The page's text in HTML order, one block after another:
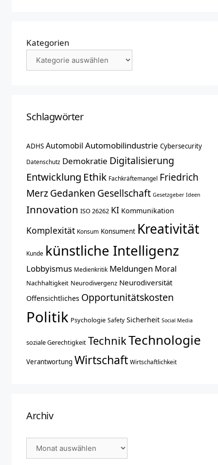
Kategorien
Schlagwörter
ADHS Automobil Automobilindustrie Cybersecurity
Datenschutz Demokratie Digitalisierung
Entwicklung Ethik Fachkräftemangel Friedrich
MerzGedanken Gesellschaft Gesetzgeber Ideen
Innovation ISO 26262 KI Kommunikation
Komplexität Konsum Konsument Kreativität
Kunde künstliche Intelligenz
Lobbyismus Medienkritik Meldungen Moral
Nachhaltigkeit Neurodivergenz Neurodiversität
Offensichtliches Opportunitätskosten
Politik Psychologie Safety Sicherheit Social Media
soziale Gerechtigkeit TechnikTechnologie
Verantwortung Wirtschaft Wirtschaftlichkeit
Archiv
Archiv